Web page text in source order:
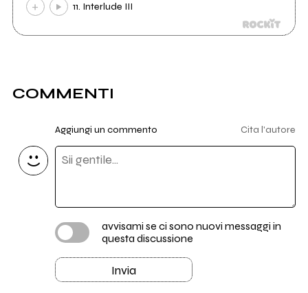
11. Interlude III
COMMENTI
Aggiungi un commento Cita l'autore
avvisami se ci sono nuovi messaggi in
questa discussione
Invia